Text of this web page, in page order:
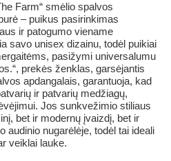
Farm“ smėlio spalvos
– puikus pasirinkimas
ir patogumo viename
savo unisex dizainu, todėl puikiai
pasižymi universalumu
prekės ženklas, garsėjantis
apdangalais, garantuoja, kad
ir patvarių medžiagų,
Jos sunkvežimio stiliaus
bet ir modernų įvaizdį, bet ir
audinio nugarėlėje, todėl tai ideali
veiklai lauke.